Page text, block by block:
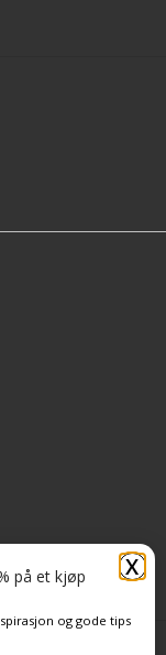
X
på et kjøp
og gode tips